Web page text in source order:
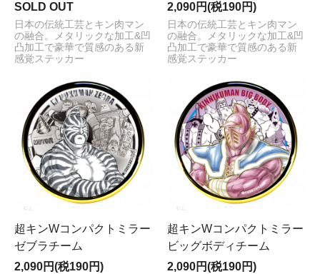
SOLD OUT
日本の伝統工芸とキン肉マン
の融合。メタリックな加工&凹
凸加工で豪華で質感のある新
感覚ステッカー
2,090円(税190円)
日本の伝統工芸とキン肉マン
の融合。メタリックな加工&凹
凸加工で豪華で質感のある新
感覚ステッカー
超キンWコンパクトミラー
ゼブラチーム
2,090円(税190円)
超キンWコンパクトミラー
ビッグボディチーム
2,090円(税190円)